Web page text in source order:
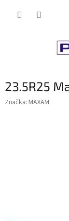
23.5R25
Značka: MAXAM